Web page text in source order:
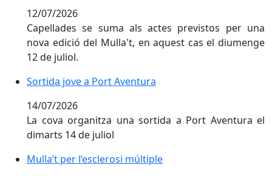
12/07/2026
Capellades se suma als actes previstos per una
nova edició del Mulla't, en aquest cas el diumenge
12 de juliol.
Sortida jove a Port Aventura
Sortida jove a Port Aventura
14/07/2026
La cova organitza una sortida a Port Aventura el
dimarts 14 de juliol
Mulla’t per l’esclerosi múltiple
Mulla’t per l’esclerosi múltiple